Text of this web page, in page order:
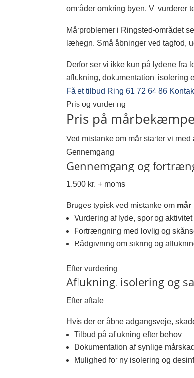
områder omkring byen. Vi vurderer
Mårproblemer i Ringsted-området
læhegn. Små åbninger ved tagfod,
Derfor ser vi ikke kun på lydene fra
aflukning, dokumentation, isolering
Få et tilbud Ring 61 72 64 86
Pris og vurdering
Pris på
Ved mistanke om mår starter vi
Gennemgang
Gennemgang og
1.500 kr. + moms
Bruges typisk ved mistanke om mår
Vurdering af lyde, spor og aktivitet
Fortrængning med lovlig og
Rådgivning om sikring og
Efter vurdering
Aflukning, isolering og
Efter aftale
Hvis der er åbne adgangsveje,
Tilbud på aflukning efter behov
Dokumentation af synlige
Mulighed for ny isolering og